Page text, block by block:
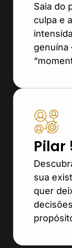
Saia do
culpa e
Pilar
sua
quer